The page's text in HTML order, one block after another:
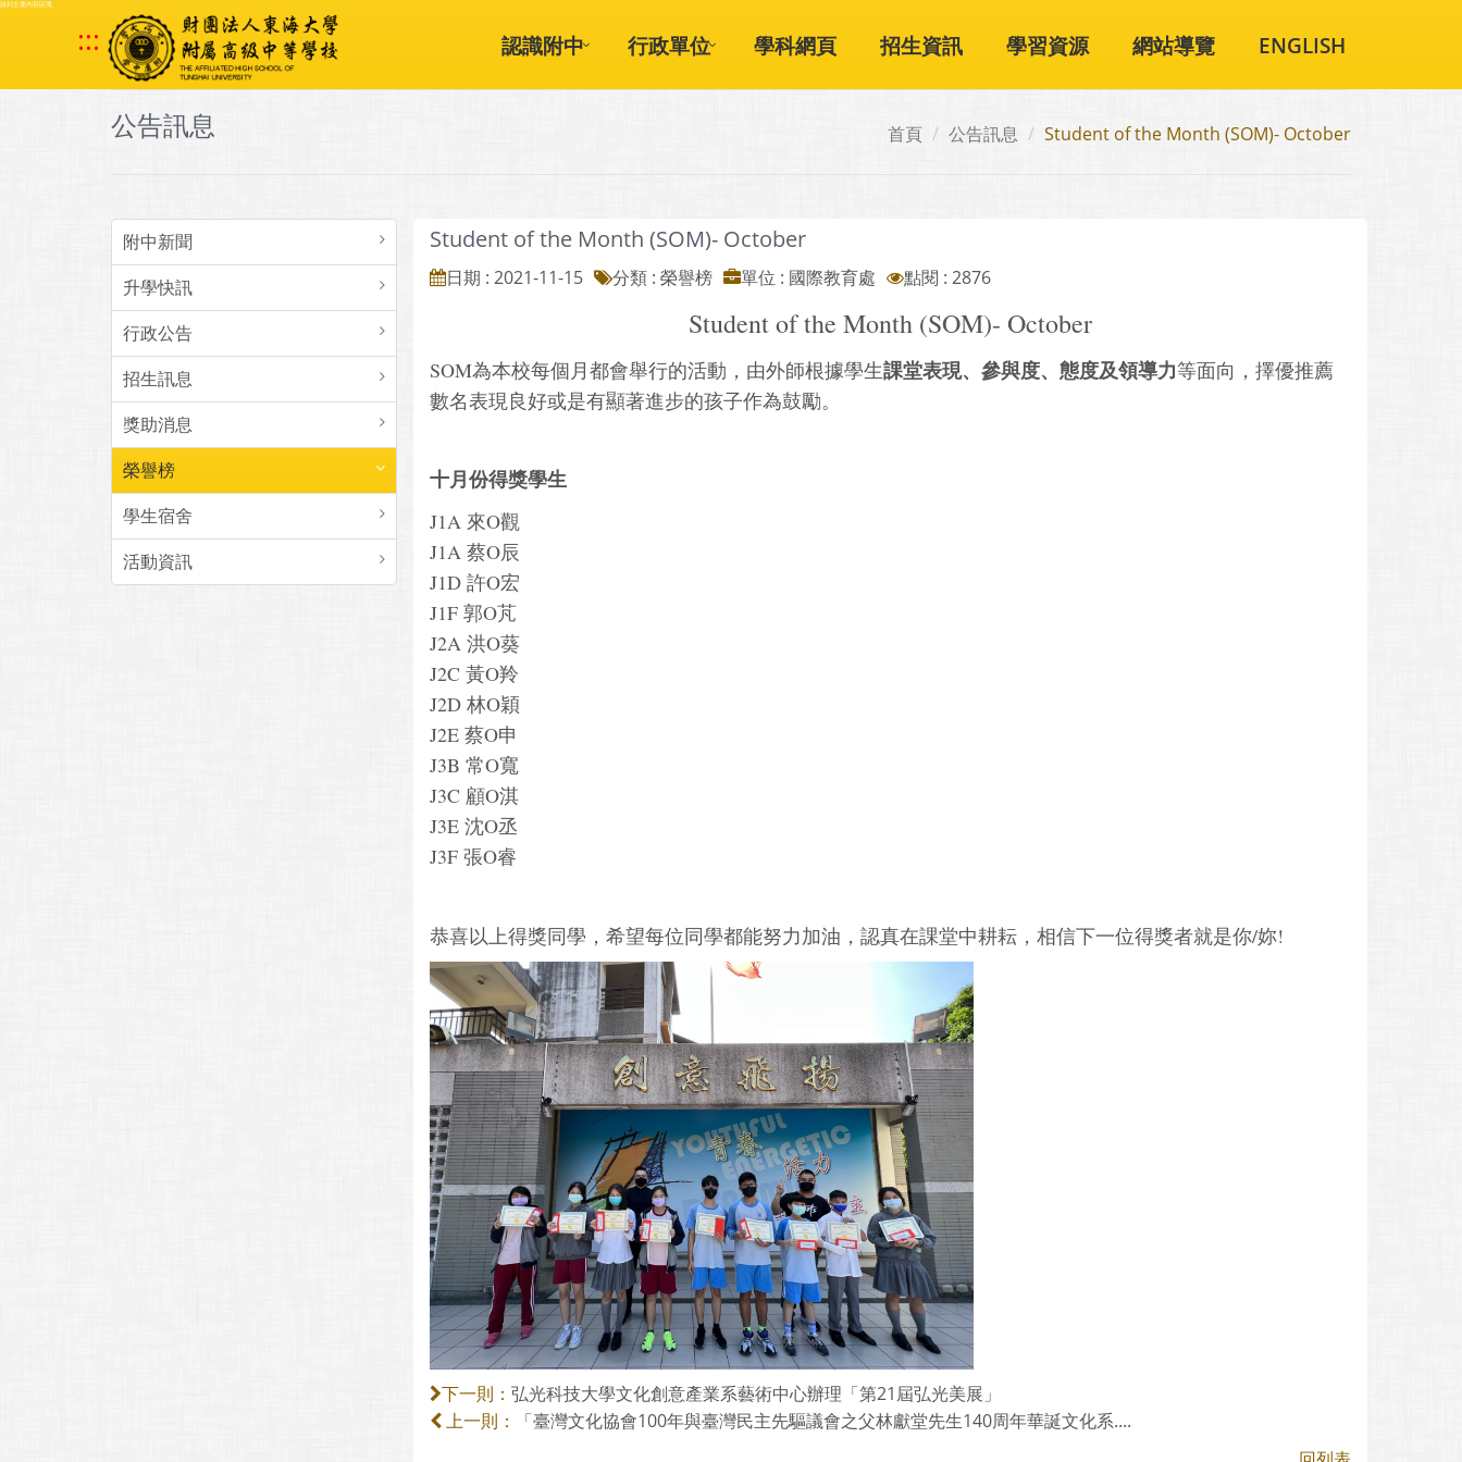
跳到主要內容區塊
::: 認識附中 行政單位 學科網頁 招生資訊 學習資源 網站導覽 ENGLISH
公告訊息 首頁 公告訊息 Student of the Month (SOM)- October
附中新聞
升學快訊
行政公告
招生訊息
獎助消息
榮譽榜
學生宿舍
活動資訊
Student of the Month (SOM)- October
日期 : 2021-11-15 分類 : 榮譽榜 單位 : 國際教育處 點閱 : 2876
Student of the Month (SOM)- October
SOM為本校每個月都會舉行的活動，由外師根據學生課堂表現、參與度、態度及領導力等面向，擇優推薦
數名表現良好或是有顯著進步的孩子作為鼓勵。
十月份得獎學生
J1A 來O觀
J1A 蔡O辰
J1D 許O宏
J1F 郭O芃
J2A 洪O葵
J2C 黃O羚
J2D 林O穎
J2E 蔡O申
J3B 常O寬
J3C 顧O淇
J3E 沈O丞
J3F 張O睿
恭喜以上得獎同學，希望每位同學都能努力加油，認真在課堂中耕耘，相信下一位得獎者就是你/妳!
下一則： 弘光科技大學文化創意產業系藝術中心辦理「第21屆弘光美展」
上一則：
「臺灣文化協會100年與臺灣民主先驅議會之父林獻堂先生140周年華誕文化系....